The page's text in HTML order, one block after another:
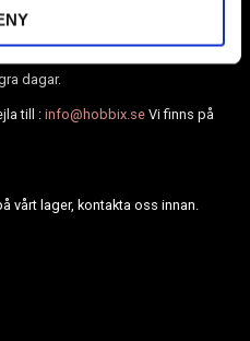
BioThane, webbing och
dagar.
till :info@hobbix.se Vi finns på
vårt lager, kontakta oss innan.